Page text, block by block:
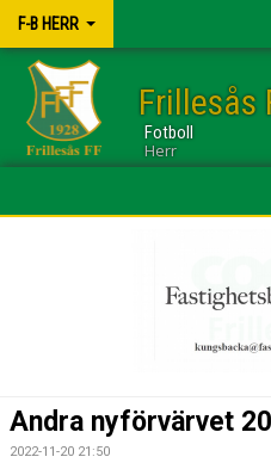
F-B HERR
Frillesås
Fotboll
Herr
BILDGALLERI
Andra nyförvärvet
2022-11-20 21:50